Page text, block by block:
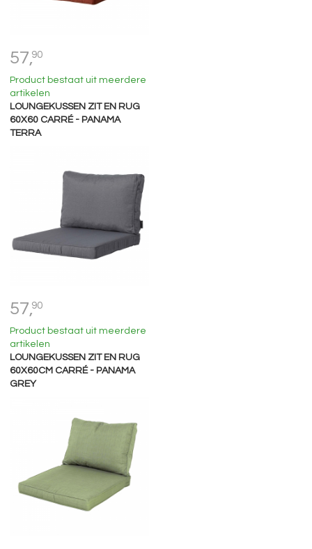
57,90
Product bestaat uit meerdere
artikelen
LOUNGEKUSSEN ZIT EN RUG
60X60 CARRÉ - PANAMA
TERRA
57,90
Product bestaat uit meerdere
artikelen
LOUNGEKUSSEN ZIT EN RUG
60X60CM CARRÉ - PANAMA
GREY